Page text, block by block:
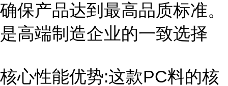
确保产品达到最高品质标准。
是高端制造企业的一致选择
核心性能优势:这款PC料的核